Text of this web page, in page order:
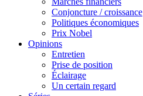
Conjoncture / croissance
Politiques économiques
Prix Nobel
Opinions
Entretien
Prise de position
Éclairage
Un certain regard